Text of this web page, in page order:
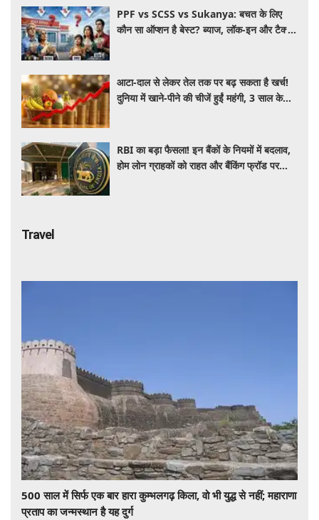
PPF vs SCSS vs Sukanya: बचत के लिए
कौन सा ऑप्शन है बेस्ट? ब्याज, लॉक-इन और टैक्स
आटा-दाल से लेकर तेल तक पर बढ़ सकता है खर्च!
दुनिया में खाने-पीने की चीजें हुईं महंगी, 3 साल के
RBI का बड़ा फैसला! इन बैंकों के नियमों में बदलाव,
होम लोन ग्राहकों को राहत और बैंकिंग फ्रॉड पर
Travel
500 साल में सिर्फ एक बार हारा कुम्भलगढ़ किला, वो भी युद्ध से नहीं; महाराणा
प्रताप का जन्मस्थान है यह दुर्ग